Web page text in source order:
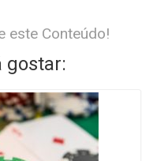
este Conteúdo!
gostar: